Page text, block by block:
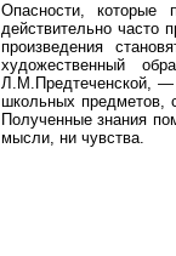
Опасности,
действительно часто
произведения
художественный
Л.М.Предтеченской, —
школьных предметов,
Полученные знания
мысли, ни чувства.